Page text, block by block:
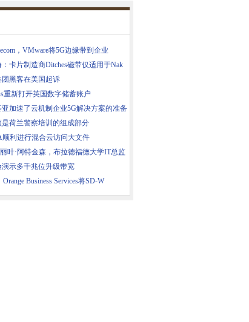
，VMware将5G边缘带到企业
卡片制造商Ditches磁带仅适用于Nak
黑客在美国起诉
重新打开英国数字储蓄账户
加速了云机制企业5G解决方案的准备
荷兰警察培训的组成部分
顺利进行混合云访问大文件
叶·阿特金森，布拉德福德大学IT总监
示多千兆位升级带宽
Orange Business Services将SD-W